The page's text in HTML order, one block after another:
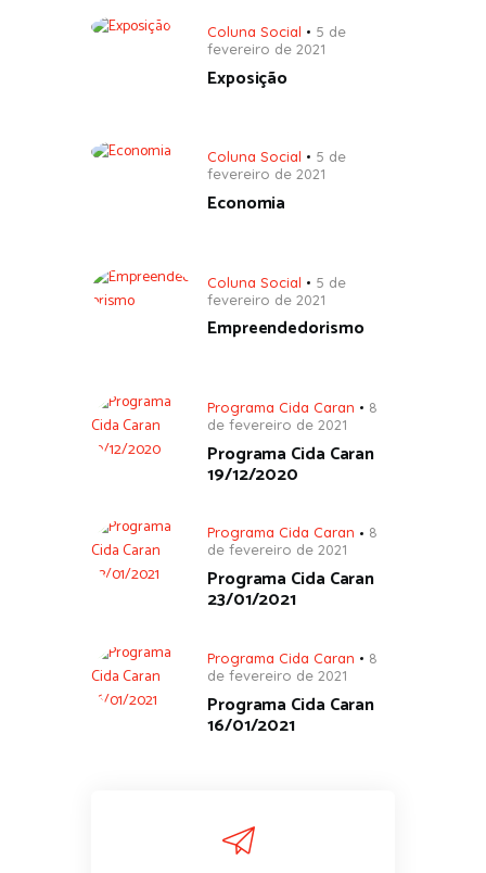
Coluna Social
5 de
fevereiro de 2021
Exposição
Coluna Social
5 de
fevereiro de 2021
Economia
Coluna Social
5 de
fevereiro de 2021
Empreendedorismo
Programa Cida Caran
8
de fevereiro de 2021
Programa Cida Caran
19/12/2020
Programa Cida Caran
8
de fevereiro de 2021
Programa Cida Caran
23/01/2021
Programa Cida Caran
8
de fevereiro de 2021
Programa Cida Caran
16/01/2021